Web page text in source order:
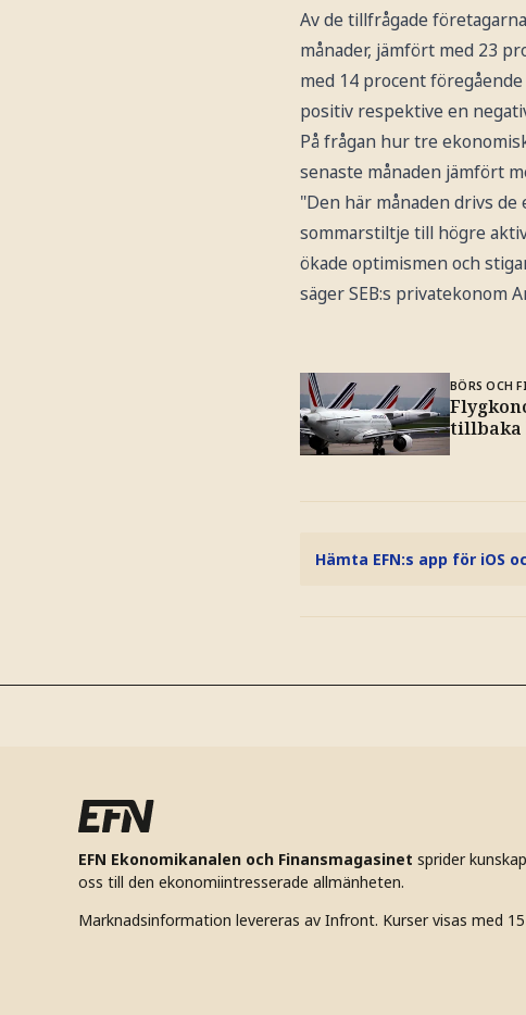
Av de tillfrågade
månader, jämfört med 23
med 14 procent
positiv respektive en
På frågan hur tre
senaste månaden jämfört
"Den här månaden drivs
sommarstiltje till högre
ökade optimismen och
säger SEB:s privatekonom
BÖRS OCH
tillbaka
Hämta EFN:s app för iOS
EFN Ekonomikanalen och Finansmagasinet sprider
oss till den ekonomiintresserade allmänheten.
Marknadsinformation levereras av Infront. Kurser visas med